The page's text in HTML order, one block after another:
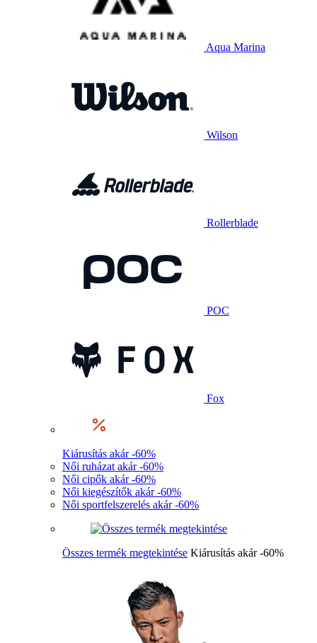
Aqua Marina
Wilson
Rollerblade
POC
Fox
Kiárusítás akár -60%
Női ruházat akár -60%
Női cipők akár -60%
Női kiegészítők akár -60%
Női sportfelszerelés akár -60%
Összes termék megtekintése Kiárusítás akár -60%